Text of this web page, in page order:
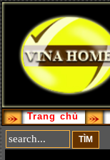
Trang chủ